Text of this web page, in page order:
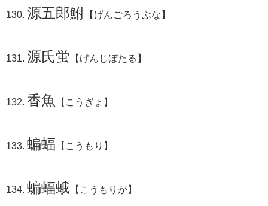
源五郎鮒 【げんごろうぶな】
源氏蛍 【げんじぼたる】
香魚 【こうぎょ】
蝙蝠 【こうもり】
蝙蝠蛾 【こうもりが】